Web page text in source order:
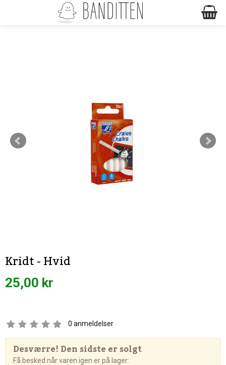
Kridt - Hvid
25,00 kr
0 anmeldelser
Desværre! Den sidste er solgt
Få besked når varen igen er på lager: